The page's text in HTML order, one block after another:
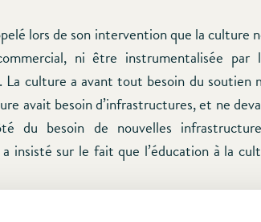
lors de son intervention que la culture
ni être instrumentalisée par
La culture a avant tout besoin du soutien
avait besoin d’infrastructures, et ne
du besoin de nouvelles
insisté sur le fait que l’éducation à la